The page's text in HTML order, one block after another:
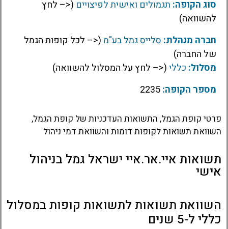
סוג הקופה: תגמולים ואישית לפיצויים (<– לחץ
להשוואה)
חברה מנהלת: סלייס גמל בע"מ (<– לכל קופות הגמל
של החברה)
מסלול: כללי(<– לחץ על המסלול להשוואה)
מספר הקופה:
פרטי קופת הגמל, התשואות העדכניות של קופת הגמל,
השוואת תשואות לקופות דומות והשוואת דמי ניהול
תשואות איי.אר.איי ישראל גמל בניהול
אישי
השוואת תשואות לתשואות קופות במסלול
כללי ל-5 שנים